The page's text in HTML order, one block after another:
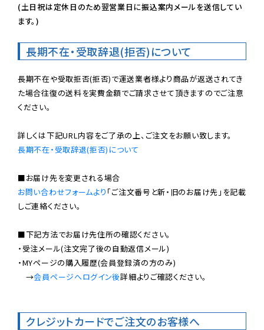
(土日祝は定休日のため翌営業日に振込案内メールを送信してい
ます。)
長期不在・受取辞退(拒否)について
長期不在や受取拒否(拒否)で運送業者様より商品が返送されてき
た場合往復の送料を実費金額でご請求させて頂きますのでご注意
ください。
長期不在・受取辞退(拒否)について
お問い合わせフォームより 「ご注文番号と新・旧のお届け先」を記載
しご連絡ください。
■下記方法でお届け先住所の確認ください。
・受注メール(注文完了後の自動返信メール)
・MYページの購入履歴(会員登録済の方のみ)
→会員ページへログイン後詳細よりご確認ください。
クレジットカードでご注文のお客様へ